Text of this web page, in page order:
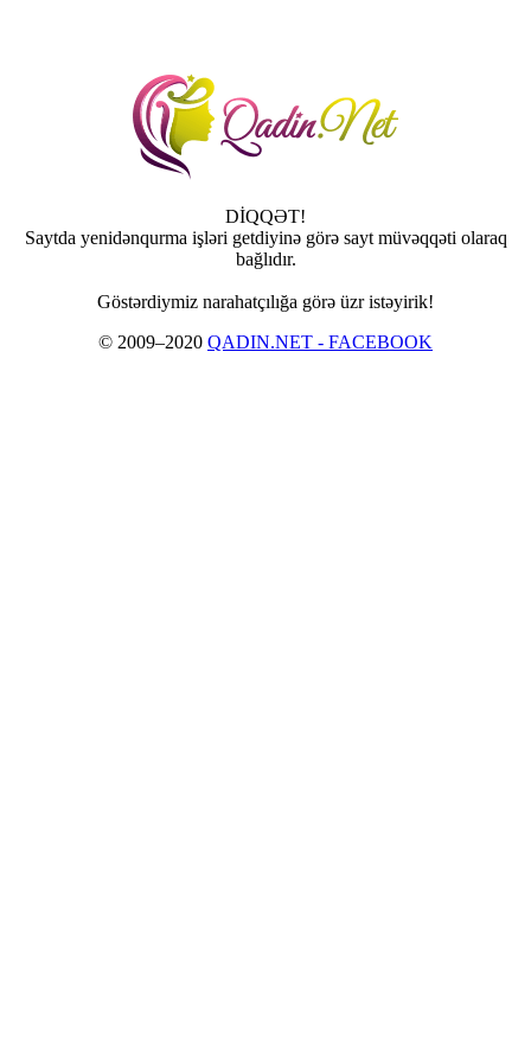
DİQQƏT!
Saytda yenidənqurma işləri getdiyinə görə sayt müvəqqəti olaraq
bağlıdır.
Göstərdiymiz narahatçılığa görə üzr istəyirik!
© 2009–2020 QADIN.NET - FACEBOOK